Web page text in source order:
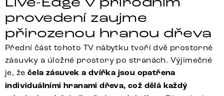
provedení zaujme
přirozenou hranou dřeva
Přední část tohoto TV nábytku tvoří dvě prostorné
zásuvky a úložné prostory po stranách. Výjimečné
je, že čela zásuvek a dvířka jsou opatřena
individuálními hranami dřeva, což dělá každý